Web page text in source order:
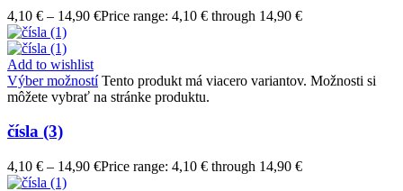
4,10 € – 14,90 €Price range: 4,10 € through 14,90 €
Add to wishlist
Výber možností Tento produkt má viacero variantov. Možnosti si
môžete vybrať na stránke produktu.
čísla (3)
4,10 € – 14,90 €Price range: 4,10 € through 14,90 €